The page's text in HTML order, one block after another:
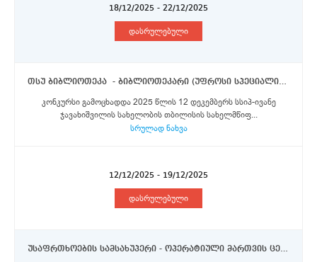
18/12/2025 - 22/12/2025
დასრულებული
თსუ ბიბლიოთეკა - ბიბლიოთეკარი (უფროსი სპეციალისტი)
კონკურსი გამოცხადდა 2025 წლის 12 დეკემბერს სსიპ-ივანე
ჯავახიშვილის სახელობის თბილისის სახელმწიფ...
სრულად ნახვა
12/12/2025 - 19/12/2025
დასრულებული
უსაფრთხოების სამსახუპერი - ოპერატიული მართვის ცენტრის და ტექნიკური უზრუნველყოფის განყოფილების უფროსი